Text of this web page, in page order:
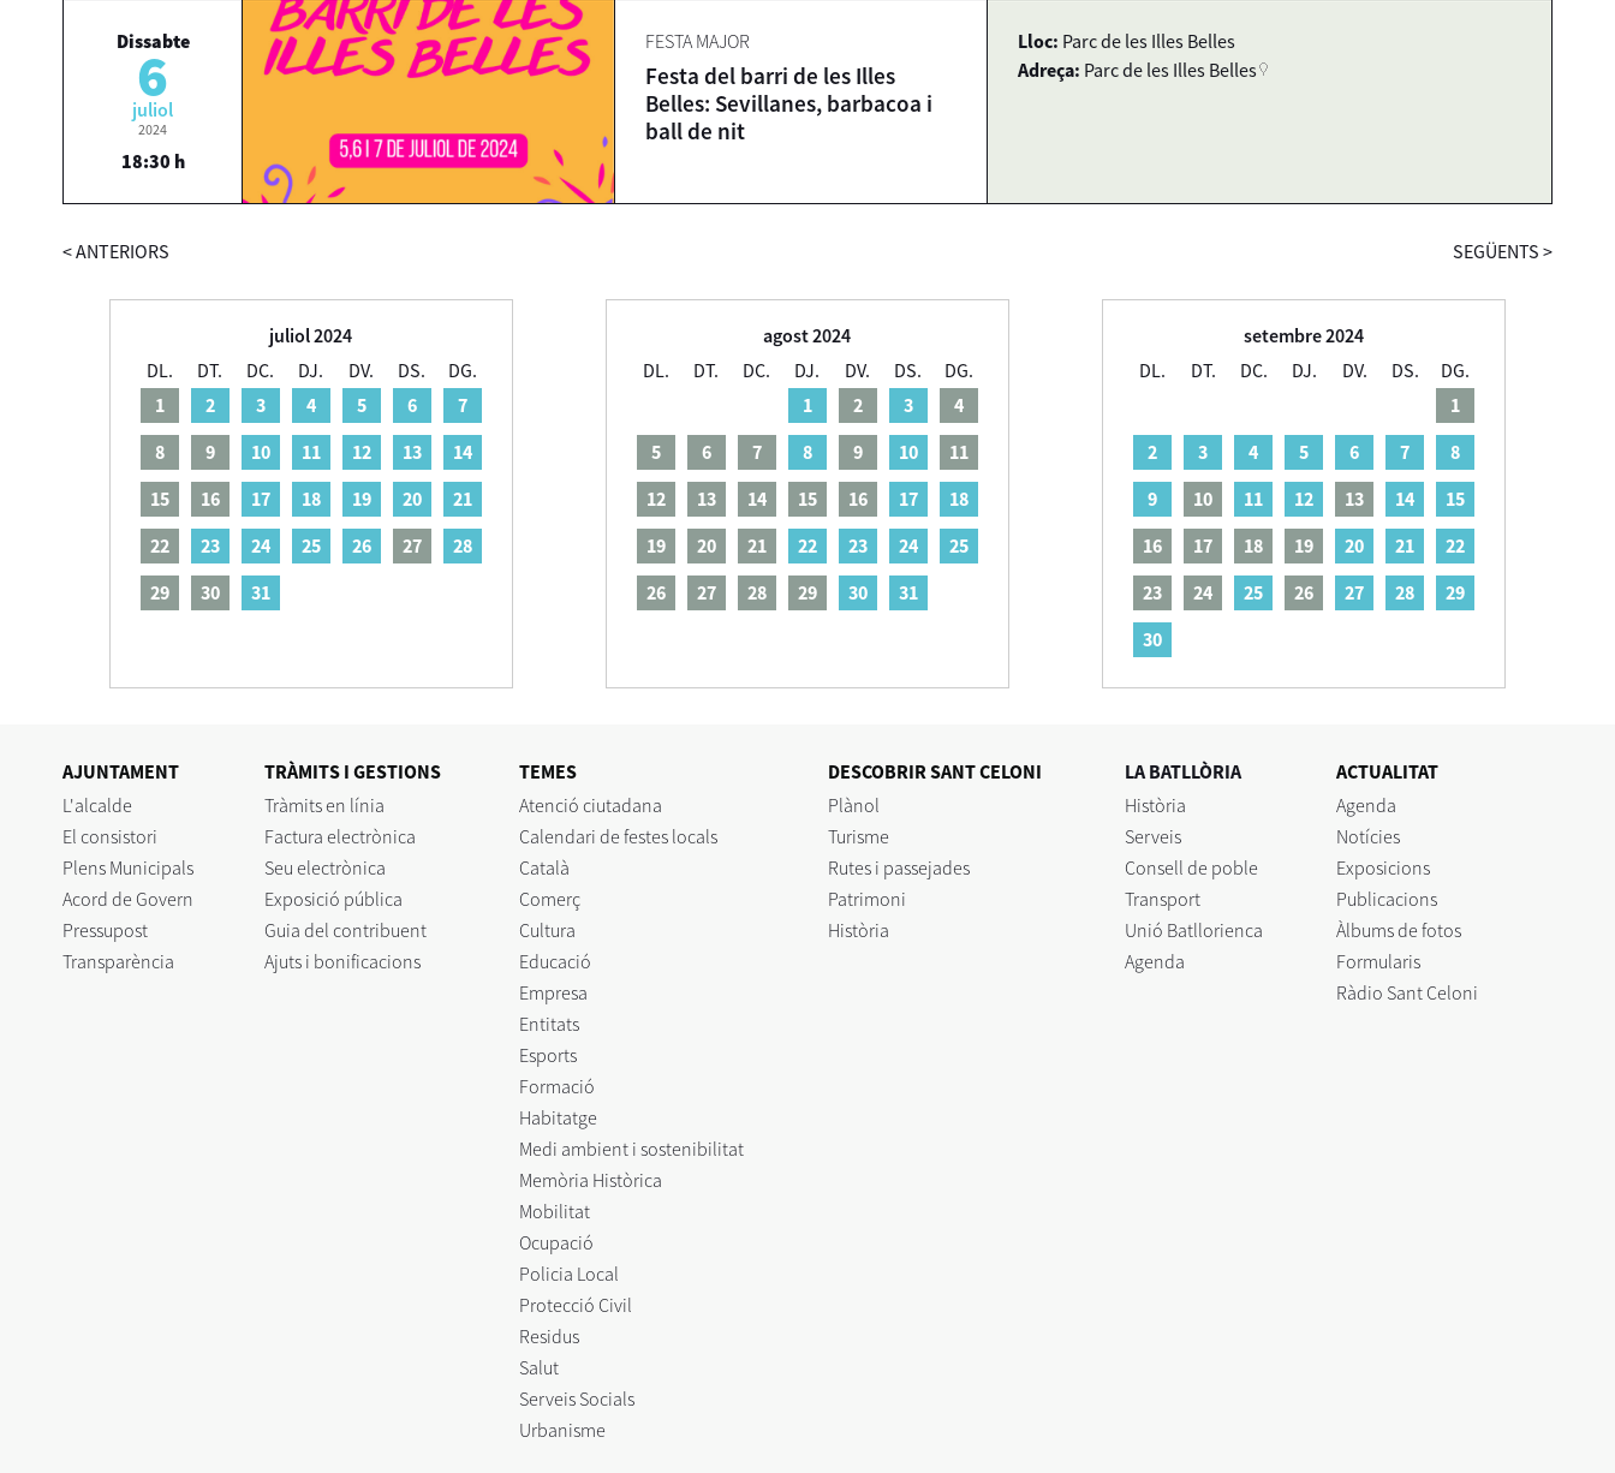
Dissabte
6
juliol
2024
18:30 h
FESTA MAJOR
Festa del barri de les Illes
Belles: Sevillanes, barbacoa i
ball de nit
Lloc: Parc de les Illes Belles
Adreça: Parc de les Illes Belles
<ANTERIORS SEGÜENTS >
juliol 2024
DL.
DT. DC. DJ. DV. DS.
DG.
1
2 3 4 5 6
7
8
9 10 11 12 13
14
15
16 17 18 19 20
21
22
23 24 25 26 27
28
29
30 31
agost 2024
DL.
DT. DC. DJ. DV. DS.
DG.
1
2 3
4
5
6 7 8 9 10
11
12
13 14 15 16 17
18
19
20 21 22 23 24
25
26
27 28 29 30 31
setembre 2024
DL.
DT. DC. DJ. DV. DS.
DG.
1
2
3 4 5 6 7
8
9
10 11 12 13 14
15
16
17 18 19 20 21
22
23
24 25 26 27 28
29
30
AJUNTAMENT
L'alcalde
El consistori
Plens Municipals
Acord de Govern
Pressupost
Transparència
TRÀMITS I GESTIONS
Tràmits en línia
Factura electrònica
Seu electrònica
Exposició pública
Guia del contribuent
Ajuts i bonificacions
TEMES
Atenció ciutadana
Calendari de festes locals
Català
Comerç
Cultura
Educació
Empresa
Entitats
Esports
Formació
Habitatge
Medi ambient i sostenibilitat
Memòria Històrica
Mobilitat
Ocupació
Policia Local
Protecció Civil
Residus
Salut
Serveis Socials
Urbanisme
DESCOBRIR SANT CELONI
Plànol
Turisme
Rutes i passejades
Patrimoni
Història
LA BATLLÒRIA
Història
Serveis
Consell de poble
Transport
Unió Batllorienca
Agenda
ACTUALITAT
Agenda
Notícies
Exposicions
Publicacions
Àlbums de fotos
Formularis
Ràdio Sant Celoni